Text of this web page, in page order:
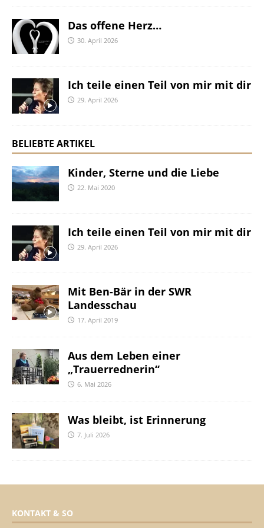
Das offene Herz…
30. April 2026
Ich teile einen Teil von mir mit dir
29. April 2026
BELIEBTE ARTIKEL
Kinder, Sterne und die Liebe
22. Mai 2020
Ich teile einen Teil von mir mit dir
29. April 2026
Mit Ben-Bär in der SWR
Landesschau
17. April 2019
Aus dem Leben einer
„Trauerrednerin“
6. Mai 2026
Was bleibt, ist Erinnerung
7. Juli 2026
KONTAKT & SO